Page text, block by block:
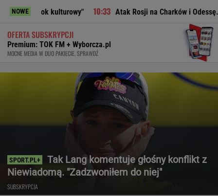
NOWE Atak Rosji na Charków i Odessę. Zginęły dwie
OFERTA SUBSKRYPCJI
Premium: TOK FM + Wyborcza.pl
MOCNE MEDIA W DUO PAKIECIE. SPRAWDŹ
Tak Lang komentuje głośny konflikt z
Niewiadomą. "Zadzwoniłem do niej"
SUBSKRYPCJA